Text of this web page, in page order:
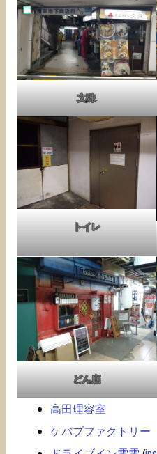
文殊
トイレ
どん底
高田理容室
ケバブファクトリー